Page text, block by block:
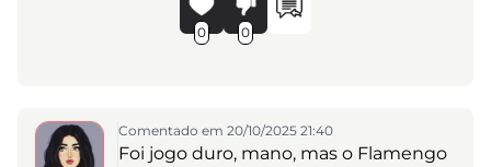
0 0
Comentado em 20/10/2025 21:40
Foi jogo duro, mano, mas o Flamengo